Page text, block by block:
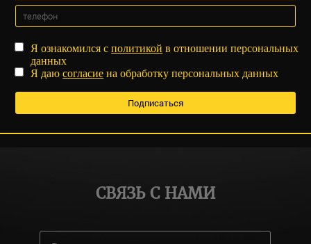
Я ознакомился сполитикой в отношении персональных
данных
Я даюсогласие на обработку персональных данных
СВЯЗЬ С НАМИ